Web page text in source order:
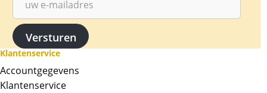
Klantenservice
Accountgegevens
Klantenservice